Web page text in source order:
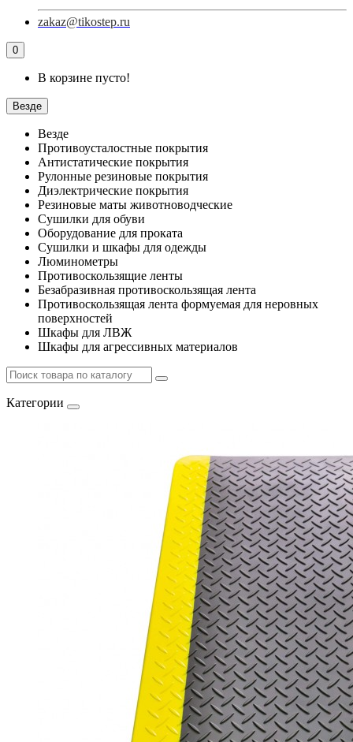
zakaz@tikostep.ru
0
В корзине пусто!
Везде
Везде
Противоусталостные покрытия
Антистатические покрытия
Рулонные резиновые покрытия
Диэлектрические покрытия
Резиновые маты животноводческие
Сушилки для обуви
Оборудование для проката
Сушилки и шкафы для одежды
Люминометры
Противоскользящие ленты
Безабразивная противоскользящая лента
Противоскользящая лента формуемая для неровных
поверхностей
Шкафы для ЛВЖ
Шкафы для агрессивных материалов
Категории